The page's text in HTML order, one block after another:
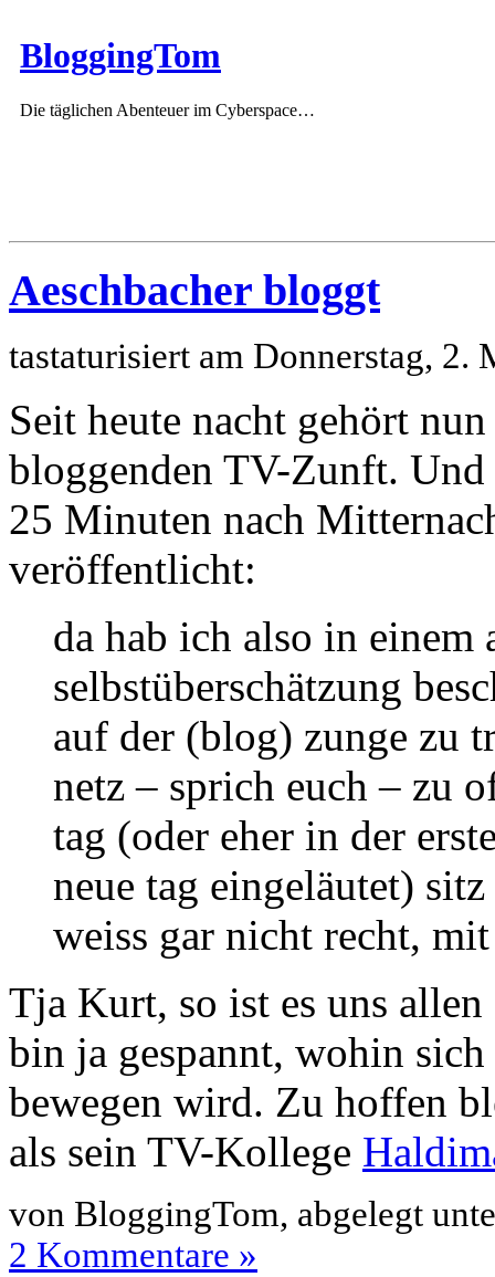
BloggingTom
Die täglichen Abenteuer im Cyberspace…
Aeschbacher bloggt
tastaturisiert am Donnerstag, 2.
Seit heute nacht gehört
bloggenden TV-Zunft. Und
25 Minuten nach
veröffentlicht:
da hab ich also in
selbstüberschätzung
auf der (blog) zunge zu
netz – sprich euch – zu
tag (oder eher in der
neue tag eingeläutet)
weiss gar nicht recht,
Tja Kurt, so ist es uns
bin ja gespannt, wohin
bewegen wird. Zu hoffen
als sein TV-Kollege
von BloggingTom, abgelegt
2 Kommentare »